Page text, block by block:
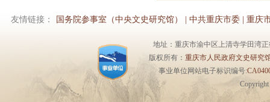
友情链接： 国务院参事室（中央文史研究馆） 中共重庆市委 重庆
地址：重庆市渝中区上清寺学田湾
版权所有： 重庆市人民政府文史研究
事业单位网站电子标识编号: